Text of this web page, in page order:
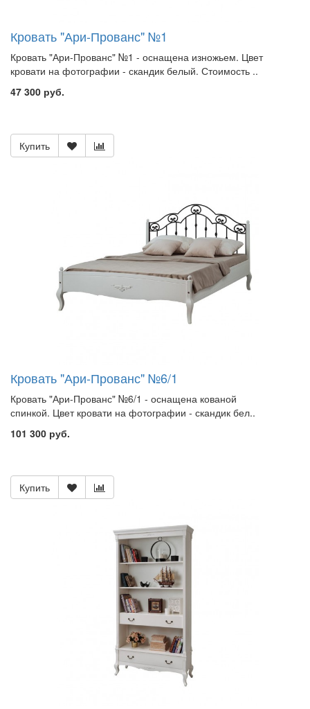
Кровать "Ари-Прованс" №1
Кровать "Ари-Прованс" №1 - оснащена изножьем. Цвет
кровати на фотографии - скандик белый. Стоимость ..
47 300 руб.
Купить
Кровать "Ари-Прованс" №6/1
Кровать "Ари-Прованс" №6/1 - оснащена кованой
спинкой. Цвет кровати на фотографии - скандик бел..
101 300 руб.
Купить